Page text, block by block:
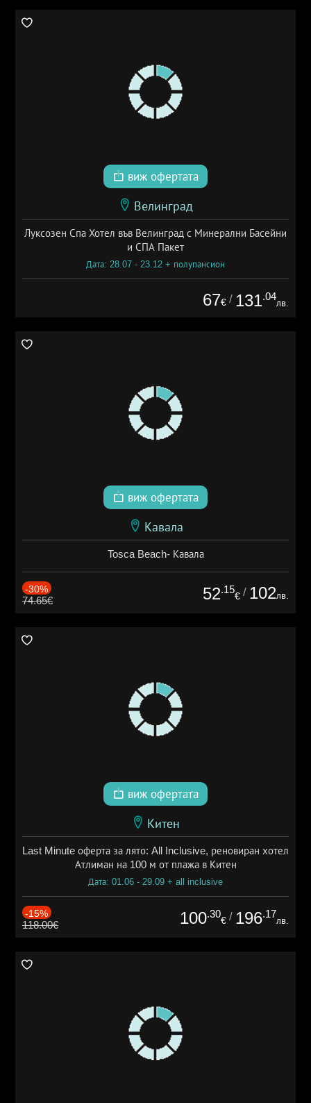
виж офертата
Велинград
Луксозен Спа Хотел във Велинград с Минерални Басейни
и СПА Пакет
Дата: 28.07 - 23.12 + полупансион
67€ / 131.04
лв.
виж офертата
Кавала
Tosca Beach- Кавала
-30%
74.65€ 52.15
€ / 102лв.
виж офертата
Китен
Last Minute оферта за лято: All Inclusive, реновиран хотел
Атлиман на 100 м от плажа в Китен
Дата: 01.06 - 29.09 + all inclusive
-15%
118.00€ 100.30
€ / 196.17
лв.